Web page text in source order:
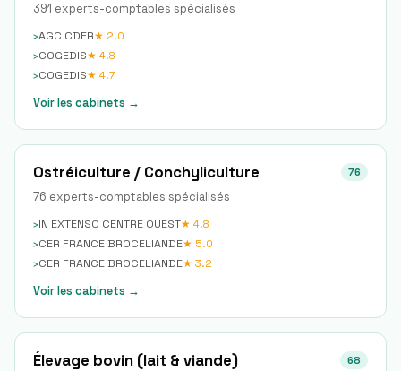
391 experts-comptables spécialisés
›AGC CDER★ 2.0
›COGEDIS★ 4.8
›COGEDIS★ 4.7
Voir les cabinets →
Ostréiculture / Conchyliculture 76
76 experts-comptables spécialisés
›IN EXTENSO CENTRE OUEST★ 4.8
›CER FRANCE BROCELIANDE★ 5.0
›CER FRANCE BROCELIANDE★ 3.2
Voir les cabinets →
Élevage bovin (lait & viande) 68